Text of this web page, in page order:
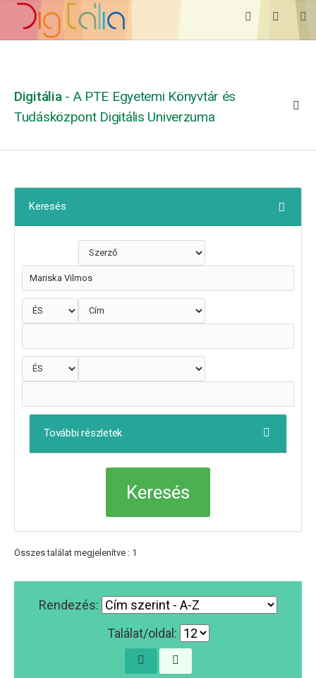
Digitália - A PTE Egyetemi Könyvtár és
Tudásközpont Digitális Univerzuma
Keresés
További részletek
Összes találat megjelenítve : 1
Rendezés:
Találat/oldal: